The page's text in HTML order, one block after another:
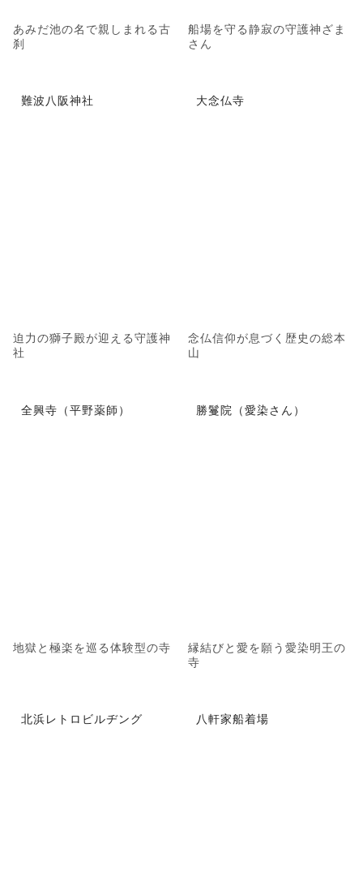
あみだ池の名で親しまれる古
刹
船場を守る静寂の守護神ざま
さん
難波八阪神社
迫力の獅子殿が迎える守護神
社
大念仏寺
念仏信仰が息づく歴史の総本
山
全興寺（平野薬師）
地獄と極楽を巡る体験型の寺
勝鬘院（愛染さん）
縁結びと愛を願う愛染明王の
寺
北浜レトロビルヂング 八軒家船着場